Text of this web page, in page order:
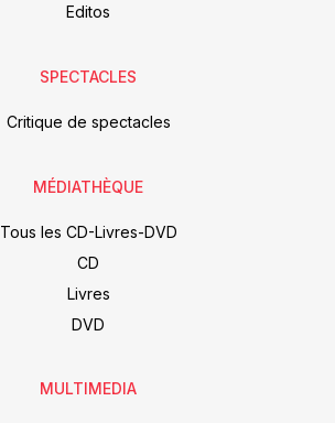
Editos
SPECTACLES
Critique de spectacles
MÉDIATHÈQUE
Tous les CD-Livres-DVD
CD
Livres
DVD
MULTIMEDIA